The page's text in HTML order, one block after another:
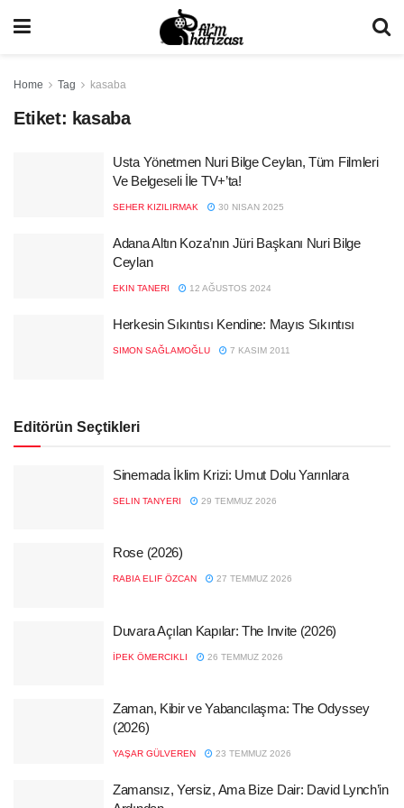
Home Tag kasaba
Etiket: kasaba
Usta Yönetmen Nuri Bilge Ceylan, Tüm Filmleri
Ve Belgeseli İle TV+’ta!
SEHER KIZILIRMAK 30 NISAN 2025
Adana Altın Koza’nın Jüri Başkanı Nuri Bilge
Ceylan
EKIN TANERI 12 AĞUSTOS 2024
Herkesin Sıkıntısı Kendine: Mayıs Sıkıntısı
SIMON SAĞLAMOĞLU 7 KASIM 2011
Editörün Seçtikleri
Sinemada İklim Krizi: Umut Dolu Yarınlara
SELIN TANYERI 29 TEMMUZ 2026
Rose (2026)
RABIA ELIF ÖZCAN 27 TEMMUZ 2026
Duvara Açılan Kapılar: The Invite (2026)
İPEK ÖMERCIKLI 26 TEMMUZ 2026
Zaman, Kibir ve Yabancılaşma: The Odyssey
(2026)
YAŞAR GÜLVEREN 23 TEMMUZ 2026
Zamansız, Yersiz, Ama Bize Dair: David Lynch’in